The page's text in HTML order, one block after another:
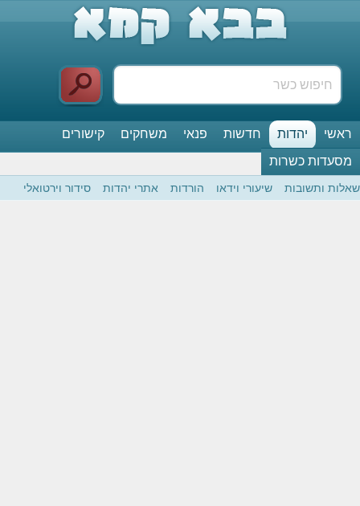
ראשי יהדות חדשות פנאי משחקים
קישורים
מסעדות כשרות
שאלות ותשובות שיעורי וידאו הורדות אתרי יהדות סידור וירטואלי